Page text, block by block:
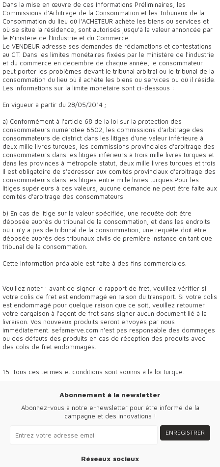
Dans la mise en œuvre de ces Informations Préliminaires, les
Commissions d'Arbitrage de la Consommation et les Tribunaux de la
Consommation du lieu où l'ACHETEUR achète les biens ou services et
où se situe la résidence, sont autorisés jusqu'à la valeur annoncée par
le Ministère de l'Industrie et du Commerce.
Le VENDEUR adresse ses demandes de réclamations et contestations
au C.T. Dans les limites monétaires fixées par le ministère de l'industrie
et du commerce en décembre de chaque année, le consommateur
peut porter les problèmes devant le tribunal arbitral ou le tribunal de la
consommation du lieu où il achète les biens ou services ou où il réside.
Les informations sur la limite monétaire sont ci-dessous :
En vigueur à partir du 28/05/2014 ;
a) Conformément à l'article 68 de la loi sur la protection des
consommateurs numérotée 6502, les commissions d'arbitrage des
consommateurs de district dans les litiges d'une valeur inférieure à
deux mille livres turques, les commissions provinciales d'arbitrage des
consommateurs dans les litiges inférieurs à trois mille livres turques et
dans les provinces à métropole statut, deux mille livres turques et trois
Il est obligatoire de s'adresser aux comités provinciaux d'arbitrage des
consommateurs dans les litiges entre mille livres turques.Pour les
litiges supérieurs à ces valeurs, aucune demande ne peut être faite aux
comités d'arbitrage des consommateurs.
b) En cas de litige sur la valeur spécifiée, une requête doit être
déposée auprès du tribunal de la consommation, et dans les endroits
où il n'y a pas de tribunal de la consommation, une requête doit être
déposée auprès des tribunaux civils de première instance en tant que
tribunal de la consommation.
Cette information préalable est faite à des fins commerciales.
Veuillez noter : avant de signer le rapport de fret, veuillez vérifier si
votre colis de fret est endommagé en raison du transport. Si votre colis
est endommagé pour quelque raison que ce soit, veuillez retourner
votre cargaison à l'agent de fret sans signer aucun document lié à la
livraison. Vos nouveaux produits seront envoyés par nous
immédiatement. sefamerve.com n'est pas responsable des dommages
ou des défauts des produits en cas de réception des produits avec
des colis de fret endommagés.
15. Tous ces termes et conditions sont soumis à la loi turque.
Abonnement à la newsletter
Abonnez-vous à notre e-newsletter pour être informé de la
campagne et des innovations !
ENREGISTRER
Réseaux sociaux